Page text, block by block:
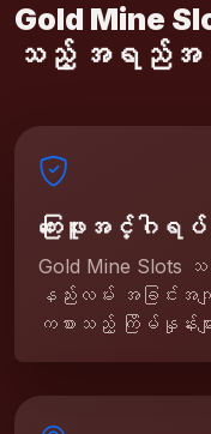
Gold Mine
သည့် အရည်
ကြေးဖူးအင်္ဂါ
Gold Mine Slots သည်
နည်းလမ်း အခြင်း
ကစားသည့် ကြိမ်နှုန်း